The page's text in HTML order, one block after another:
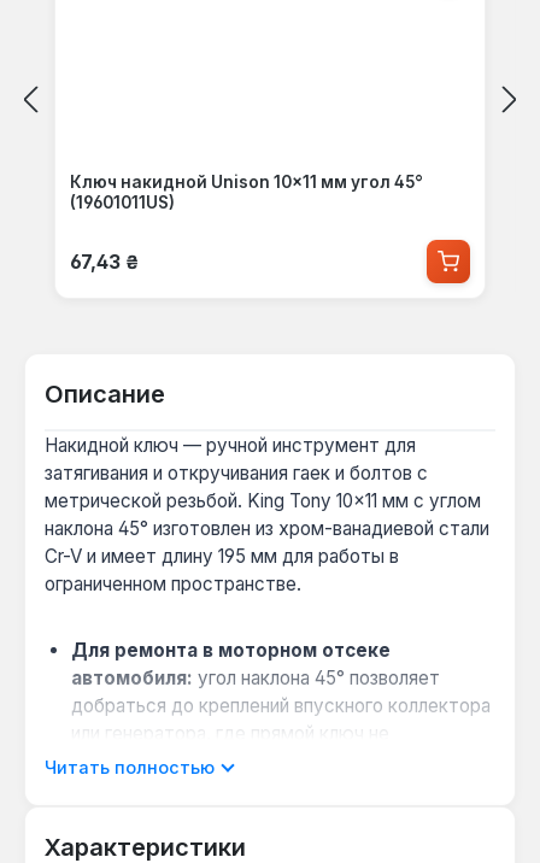
Ключ накидной Unison 10×11 мм угол 45°
(19601011US)
Обычная цена:
67,43 ₴
Описание
Накидной ключ — ручной инструмент для
затягивания и откручивания гаек и болтов с
метрической резьбой. King Tony 10×11 мм с углом
наклона 45° изготовлен из хром-ванадиевой стали
Cr-V и имеет длину 195 мм для работы в
ограниченном пространстве.
Для ремонта в моторном отсеке
автомобиля: угол наклона 45° позволяет
добраться до креплений впускного коллектора
или генератора, где прямой ключ не
помещается.
подходит для 6-гранных и 12-гранных головок
Читать полностью
Характеристики